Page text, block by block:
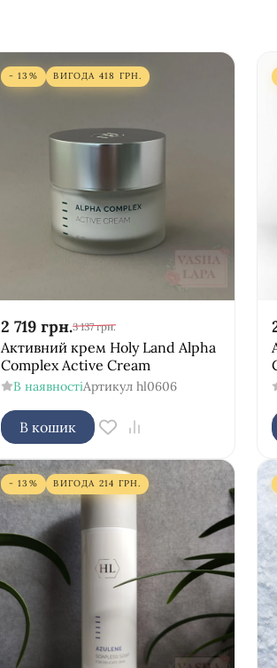
- 13% ВИГОДА 418 ГРН.
2 719 грн.3 137 грн.
Активний крем Holy Land Alpha
Complex Active Cream
В наявностіАртикул hl0606
В кошик
- 13% ВИГОДА 214 ГРН.